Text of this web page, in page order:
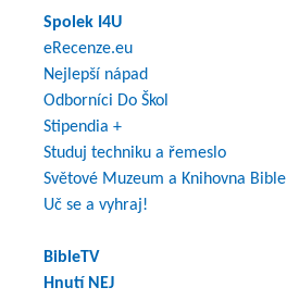
Spolek I4U
eRecenze.eu
Nejlepší nápad
Odborníci Do Škol
Stipendia +
Studuj techniku a řemeslo
Světové Muzeum a Knihovna Bible
Uč se a vyhraj!
BibleTV
Hnutí NEJ